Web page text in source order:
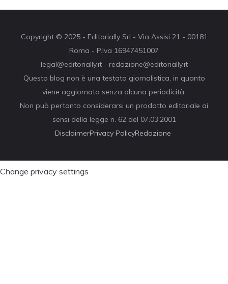
Copyright © 2025 - Editorially Srl - Via Assisi 21 - 00181
Roma - P.Iva 16947451007
legal@editorially.it - redazione@editorially.it
Questo blog non è una testata giornalistica, in quanto
viene aggiornato senza alcuna periodicità.
Non può pertanto considerarsi un prodotto editoriale ai
sensi della legge n. 62 del 07.03.2001
DisclaimerPrivacy PolicyRedazione
Change privacy settings